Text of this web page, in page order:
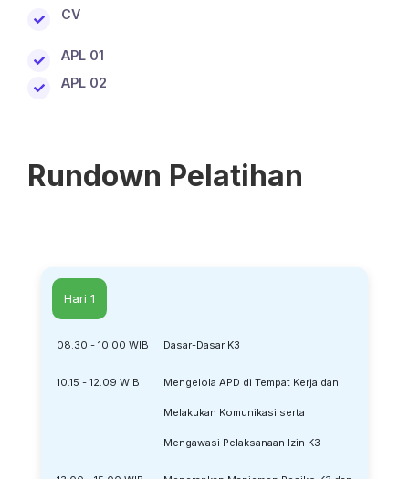
CV
APL 01
APL 02
Rundown Pelatihan
Hari 1
08.30 - 10.00 WIB Dasar-Dasar K3
10.15 - 12.09 WIB Mengelola APD di Tempat Kerja dan
Melakukan Komunikasi serta
Mengawasi Pelaksanaan Izin K3